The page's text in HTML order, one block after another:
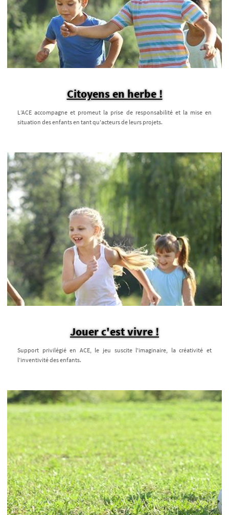
Citoyens en herbe !
L’ACE accompagne et promeut la prise de responsabilité et la mise en
situation des enfants en tant qu'acteurs de leurs projets.
Jouer c'est vivre !
Support privilégié en ACE, le jeu suscite l'imaginaire, la créativité et
l’inventivité des enfants.